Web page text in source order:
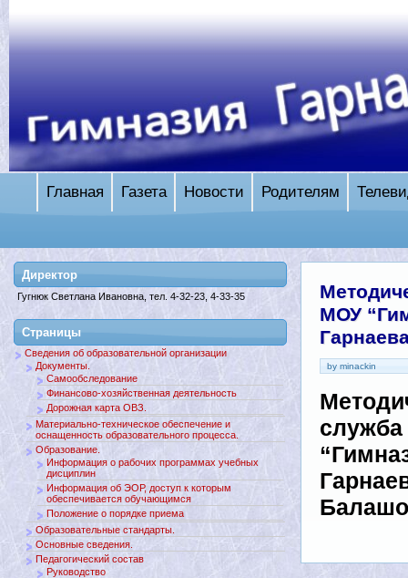
Главная Газета Новости Родителям
МОУ
by minackin
Директор
Гугнюк Светлана Ивановна, тел. 4-32-23, 4-33-35
Страницы
Сведения об образовательной организации
Документы.
Самообследование
Финансово-хозяйственная деятельность
Дорожная карта ОВЗ.
Материально-техническое обеспечение и
оснащенность образовательного процесса.
Образование.
Информация о рабочих программах учебных
дисциплин
Информация об ЭОР, доступ к которым
обеспечивается обучающимся
Положение о порядке приема
Образовательные стандарты.
Основные сведения.
Педагогический состав
Руководство